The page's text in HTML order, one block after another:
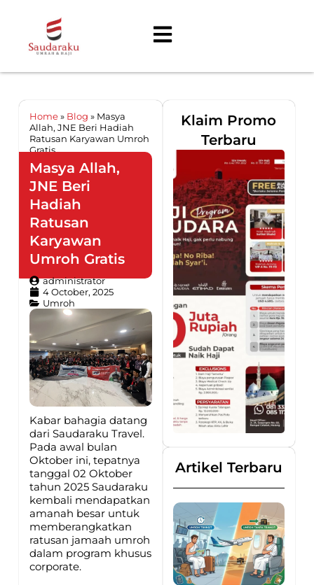
Home» Blog » Masya
Allah, JNE Beri Hadiah
Ratusan Karyawan Umroh
Gratis
Masya Allah,
JNE Beri
Hadiah
Ratusan
Karyawan
Umroh Gratis
administrator
4 October, 2025
Umroh
Kabar bahagia datang
dari Saudaraku Travel.
Pada awal bulan
Oktober ini, tepatnya
tanggal 02 Oktober
tahun 2025 Saudaraku
kembali mendapatkan
amanah besar untuk
memberangkatkan
ratusan jamaah umroh
dalam program khusus
corporate.
Artikel Terbaru
Klaim Promo
Terbaru